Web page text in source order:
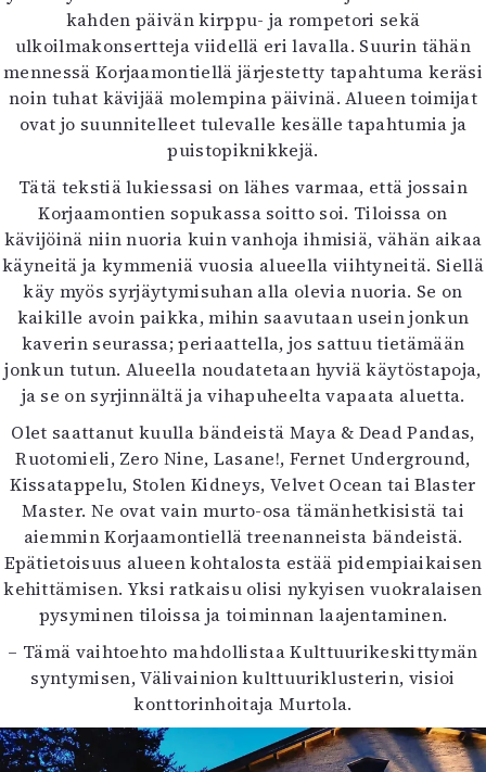
kahden päivän kirppu- ja rompetori sekä
ulkoilmakonsertteja viidellä eri lavalla. Suurin tähän
mennessä Korjaamontiellä järjestetty tapahtuma keräsi
noin tuhat kävijää molempina päivinä. Alueen toimijat
ovat jo suunnitelleet tulevalle kesälle tapahtumia ja
puistopiknikkejä.
Tätä tekstiä lukiessasi on lähes varmaa, että jossain
Korjaamontien sopukassa soitto soi. Tiloissa on
kävijöinä niin nuoria kuin vanhoja ihmisiä, vähän aikaa
käyneitä ja kymmeniä vuosia alueella viihtyneitä. Siellä
käy myös syrjäytymisuhan alla olevia nuoria. Se on
kaikille avoin paikka, mihin saavutaan usein jonkun
kaverin seurassa; periaattella, jos sattuu tietämään
jonkun tutun. Alueella noudatetaan hyviä käytöstapoja,
ja se on syrjinnältä ja vihapuheelta vapaata aluetta.
Olet saattanut kuulla bändeistä Maya & Dead Pandas,
Ruotomieli, Zero Nine, Lasane!, Fernet Underground,
Kissatappelu, Stolen Kidneys, Velvet Ocean tai Blaster
Master. Ne ovat vain murto-osa tämänhetkisistä tai
aiemmin Korjaamontiellä treenanneista bändeistä.
Epätietoisuus alueen kohtalosta estää pidempiaikaisen
kehittämisen. Yksi ratkaisu olisi nykyisen vuokralaisen
pysyminen tiloissa ja toiminnan laajentaminen.
– Tämä vaihtoehto mahdollistaa Kulttuurikeskittymän
syntymisen, Välivainion kulttuuriklusterin, visioi
konttorinhoitaja Murtola.